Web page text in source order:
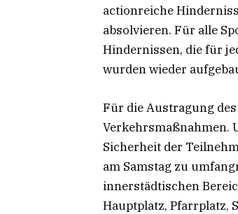
actionreiche
absolvieren. Für alle
Hindernissen, die für
wurden wieder
Für die Austragung
Verkehrsmaßnahmen.
Sicherheit der
am Samstag zu
innerstädtischen
Hauptplatz, Pfarrplatz,